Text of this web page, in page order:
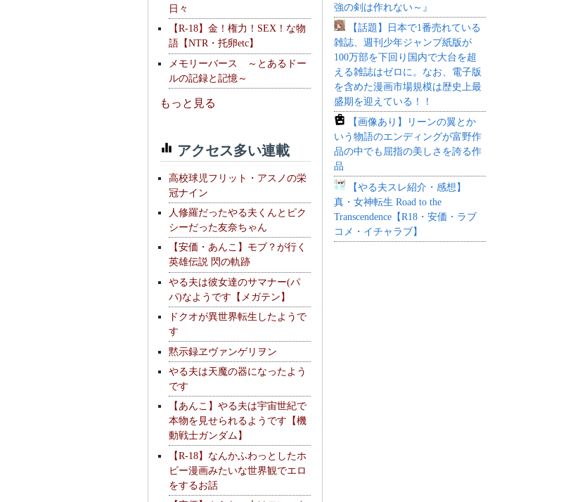
日々
【R-18】金！権力！SEX！な物
語【NTR・托卵etc】
メモリーバース ～とあるドー
ルの記録と記憶～
もっと見る
アクセス多い連載
高校球児フリット・アスノの栄
冠ナイン
人修羅だったやる夫くんとピク
シーだった友奈ちゃん
【安価・あんこ】モブ？が行く
英雄伝説 閃の軌跡
やる夫は彼女達のサマナー(パ
パ)なようです【メガテン】
ドクオが異世界転生したようで
す
黙示録ヱヴァンゲリヲン
やる夫は天魔の器になったよう
です
【あんこ】やる夫は宇宙世紀で
本物を見せられるようです【機
動戦士ガンダム】
【R-18】なんかふわっとしたホ
ビー漫画みたいな世界観でエロ
をするお話
強の剣は作れない～』
【話題】日本で1番売れている
雑誌、週刊少年ジャンプ紙版が
100万部を下回り国内で大台を超
える雑誌はゼロに。なお、電子版
を含めた漫画市場規模は歴史上最
盛期を迎えている！！
【画像あり】リーンの翼とか
いう物語のエンディングが富野作
品の中でも屈指の美しさを誇る作
品
【やる夫スレ紹介・感想】
真・女神転生 Road to the
Transcendence【R18・安価・ラブ
コメ・イチャラブ】